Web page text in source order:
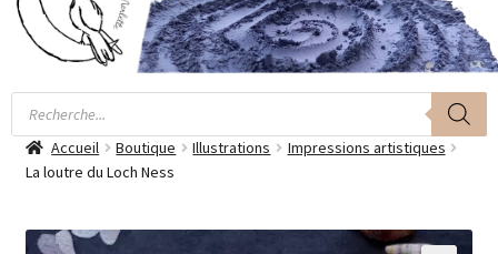
Accueil Boutique Illustrations
Impressions artistiques
La loutre du Loch Ness